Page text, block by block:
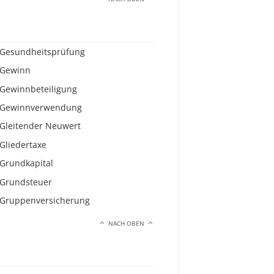
Gesundheitsprüfung
Gewinn
Gewinnbeteiligung
Gewinnverwendung
Gleitender Neuwert
Gliedertaxe
Grundkapital
Grundsteuer
Gruppenversicherung
NACH OBEN